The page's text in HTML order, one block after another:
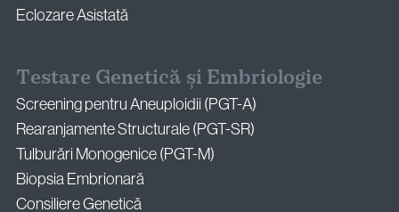
Eclozare Asistată
Testare Genetică și Embriologie
Screening pentru Aneuploidii (PGT-A)
Rearanjamente Structurale (PGT-SR)
Tulburări Monogenice (PGT-M)
Biopsia Embrionară
Consiliere Genetică